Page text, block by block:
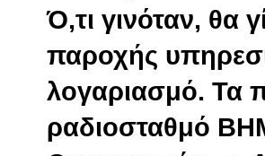
Ό,τι γινόταν, θα
παροχής
λογαριασμό. Τα
ραδιοσταθμό